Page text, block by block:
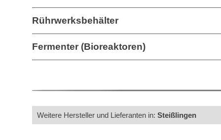
Rührwerksbehälter
Fermenter (Bioreaktoren)
Weitere Hersteller und Lieferanten in: Steißlingen